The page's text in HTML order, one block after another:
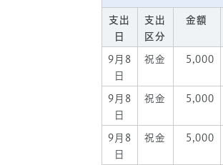
支出
日
支出
区分
金額
9月8
日
祝金 5,000
9月8
日
祝金 5,000
9月8
日
祝金 5,000